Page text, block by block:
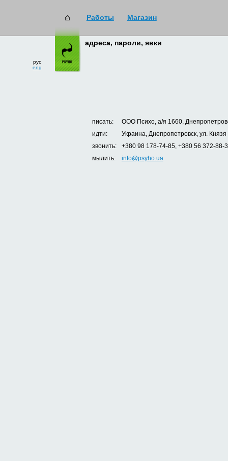
Работы Магазин
рус
eng
адреса, пароли, явки
писать:
ООО Психо, а/я 1660,
идти:
Украина, Днепропетровск, ул.
звонить:
+380 98 178-74-85, +380 56 372-88-
мылить:
info@psyho.ua